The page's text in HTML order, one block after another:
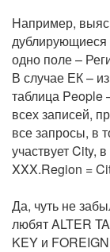
Hапример,
одно поле –
В случае ЕК –
таблица People
всех записей,
все запросы, в
участвует City,
XXX.Region =
Да, чуть не
любят ALTER
KEY и